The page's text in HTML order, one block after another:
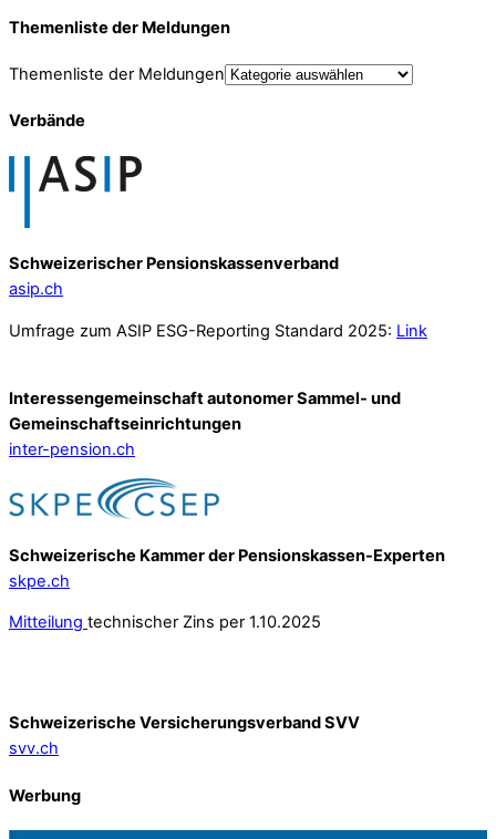
Themenliste der Meldungen
Themenliste der Meldungen
Verbände
Schweizerischer Pensionskassenverband
asip.ch
Umfrage zum ASIP ESG-Reporting Standard 2025: Link
Interessengemeinschaft autonomer Sammel- und
Gemeinschafts­einrichtungen
inter-pension.ch
Schweizerische Kammer der Pensionskassen-Experten
skpe.ch
Mitteilung technischer Zins per 1.10.2025
Schweizerische Versicherungsverband SVV
svv.ch
Werbung